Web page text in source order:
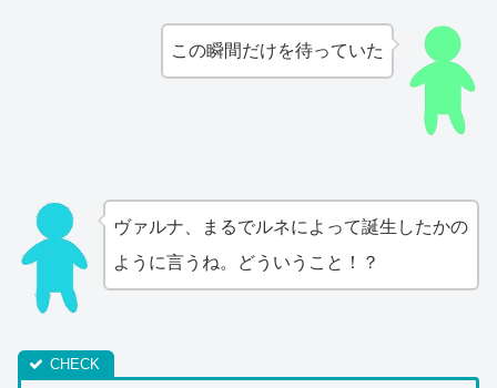
この瞬間だけを待っていた
ヴァルナ、まるでルネによって誕生したかの
ように言うね。どういうこと！？